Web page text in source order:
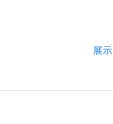
展